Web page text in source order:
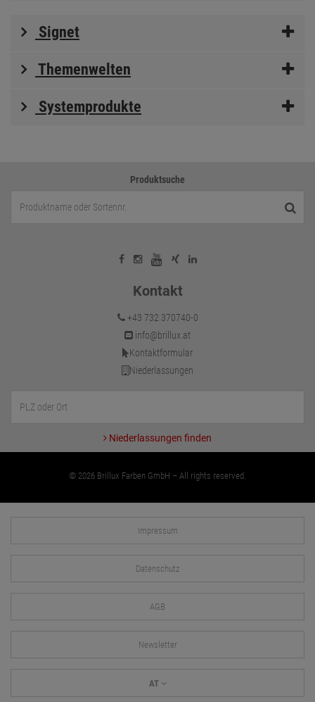
Signet
Themenwelten
Systemprodukte
Produktsuche
Kontakt
+43 732 370740-0
info@brillux.at
Kontaktformular
Niederlassungen
Niederlassungen finden
© 2026 Brillux Farben GmbH – All rights reserved.
Impressum
Datenschutz
AGB
Newsletter
AT